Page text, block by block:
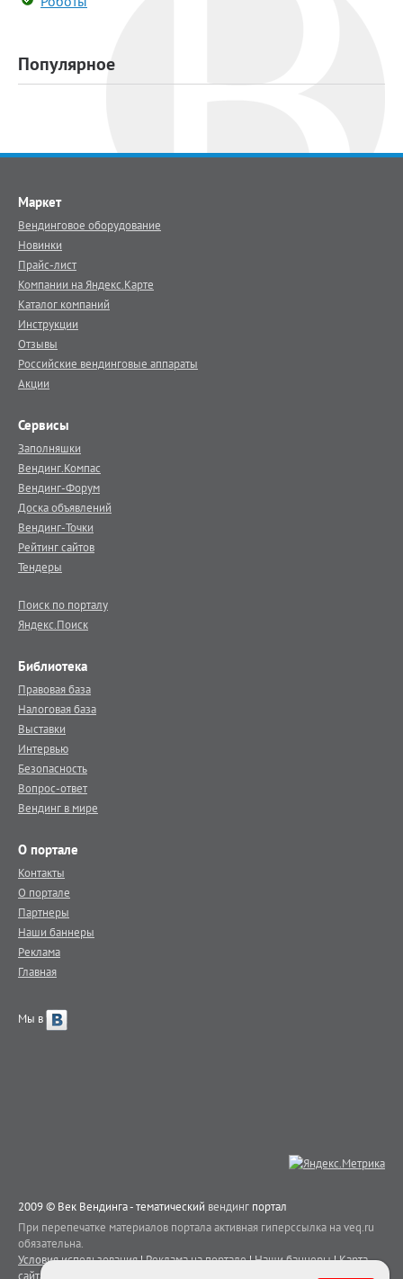
Популярное
Маркет
Вендинговое оборудование
Новинки
Прайс-лист
Компании на Яндекс.Карте
Каталог компаний
Инструкции
Отзывы
Российские вендинговые аппараты
Акции
Сервисы
Заполняшки
Вендинг.Компас
Вендинг-Форум
Доска объявлений
Вендинг-Точки
Рейтинг сайтов
Тендеры
Поиск по порталу
Яндекс.Поиск
Библиотека
Правовая база
Налоговая база
Выставки
Интервью
Безопасность
Вопрос-ответ
Вендинг в мире
О портале
Контакты
О портале
Партнеры
Наши баннеры
Реклама
Главная
Мы в
2009 © Век Вендинга - тематический вендинг портал
При перепечатке материалов портала активная гиперссылка на veq.ru
обязательна.
Условия использования|Реклама на портале|Наши баннеры|Карта
сайта